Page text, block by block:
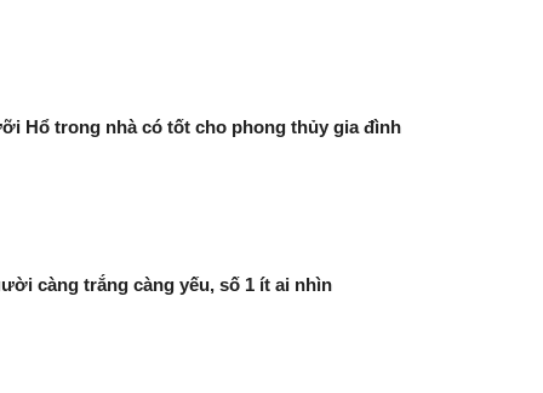
Hổ trong nhà có tốt cho phong thủy gia đình
càng trắng càng yếu, số 1 ít ai nhìn